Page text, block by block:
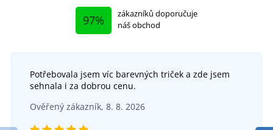
97%
zákazníků doporučuje
náš obchod
Potřebovala jsem víc barevných triček a zde jsem
sehnala i za dobrou cenu.
Ověřený zákazník, 8. 8. 2026